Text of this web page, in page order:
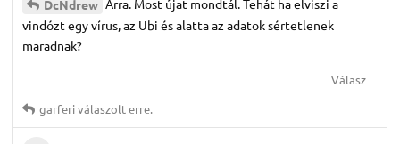
DcNdrew
vindózt egy vírus, az Ubi és alatta az adatok sértetlenek
maradnak?
Válasz
garferiválaszolt erre.